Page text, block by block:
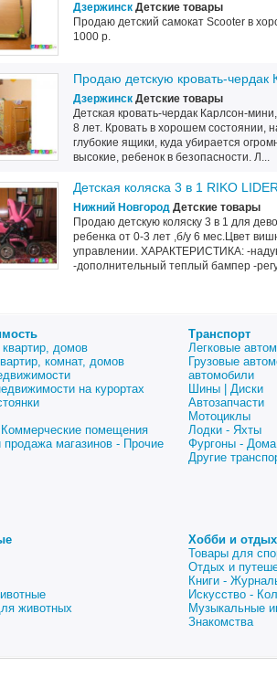
Дзержинск Детские товары
Продаю детский самокат Scooter в
1000 р.
Продаю детскую кровать-чердак
Дзержинск Детские товары
Детская кровать-чердак Карлсон-
8 лет. Кровать в хорошем состоянии,
глубокие ящики, куда убирается
высокие, ребенок в безопасности. Л...
Детская коляска 3 в 1 RIKO
Нижний Новгород Детские товары
Продаю детскую коляску 3 в 1 для
ребенка от 0-3 лет ,б/у 6 мес.Цвет
управлении. ХАРАКТЕРИСТИКА: -
-дополнительный теплый бампер -
домов
комнат, домов
на курортах
помещения
магазинов - Прочие
Транспорт
Легковые
Грузовые
автомобили
Шины | Диски
Автозапчасти
Мотоциклы
Лодки - Яхты
Фургоны -
Другие
животных
Хобби и отдых
Товары для
Отдых и
Книги -
Искусство -
Музыкальные
Знакомства